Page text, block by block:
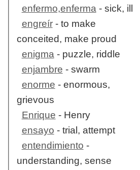
enfermo,enferma - sick, ill
engreír- to make
conceited, make proud
enigma - puzzle, riddle
enjambre - swarm
enorme - enormous,
grievous
Enrique - Henry
ensayo - trial, attempt
entendimiento -
understanding, sense